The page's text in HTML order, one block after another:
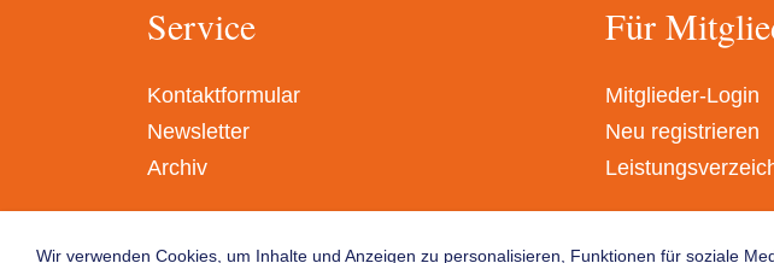
Service
Kontaktformular
Newsletter
Archiv
Für
Mitglieder-Login
Neu registrieren
Wir verwenden Cookies, um Inhalte und Anzeigen zu personalisieren, Funktionen für soziale